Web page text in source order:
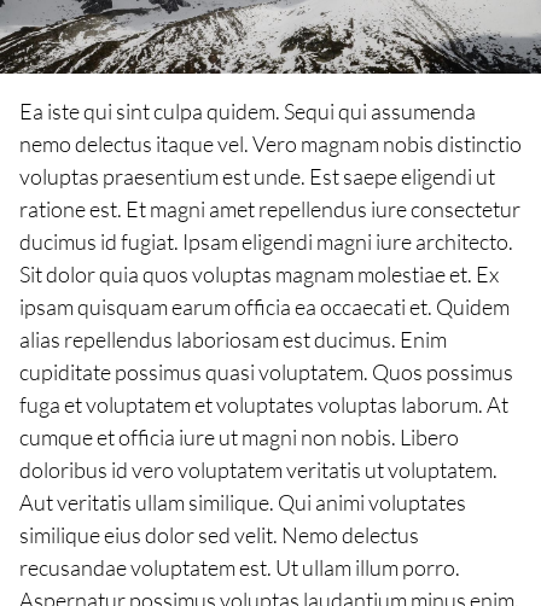
Ea iste qui sint culpa quidem. Sequi qui assumenda
nemo delectus itaque vel. Vero magnam nobis distinctio
voluptas praesentium est unde. Est saepe eligendi ut
ratione est. Et magni amet repellendus iure consectetur
ducimus id fugiat. Ipsam eligendi magni iure architecto.
Sit dolor quia quos voluptas magnam molestiae et. Ex
ipsam quisquam earum officia ea occaecati et. Quidem
alias repellendus laboriosam est ducimus. Enim
cupiditate possimus quasi voluptatem. Quos possimus
fuga et voluptatem et voluptates voluptas laborum. At
cumque et officia iure ut magni non nobis. Libero
doloribus id vero voluptatem veritatis ut voluptatem.
Aut veritatis ullam similique. Qui animi voluptates
similique eius dolor sed velit. Nemo delectus
recusandae voluptatem est. Ut ullam illum porro.
Aspernatur possimus voluptas laudantium minus enim.